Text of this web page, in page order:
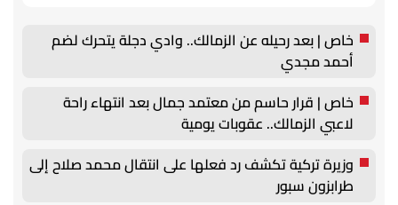
خاص | بعد رحيله عن الزمالك.. وادي دجلة يتحرك لضم
أحمد مجدي
خاص | قرار حاسم من معتمد جمال بعد انتهاء راحة
لاعبي الزمالك.. عقوبات يومية
وزيرة تركية تكشف رد فعلها على انتقال محمد صلاح إلى
طرابزون سبور